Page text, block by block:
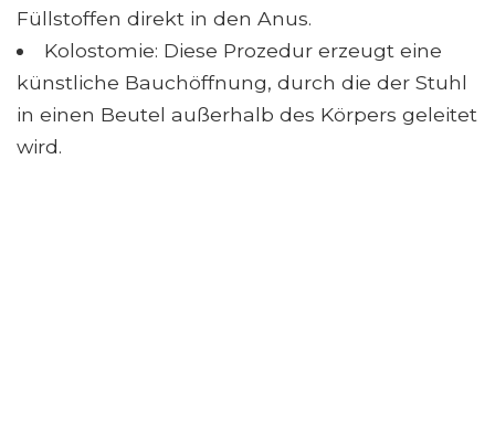
Füllstoffen direkt in den Anus.
Kolostomie: Diese Prozedur erzeugt eine
künstliche Bauchöffnung, durch die der Stuhl
in einen Beutel außerhalb des Körpers geleitet
wird.